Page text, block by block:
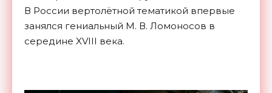
В России вертолётной тематикой впервые
занялся гениальный М. В. Ломоносов в
середине XVIII века.